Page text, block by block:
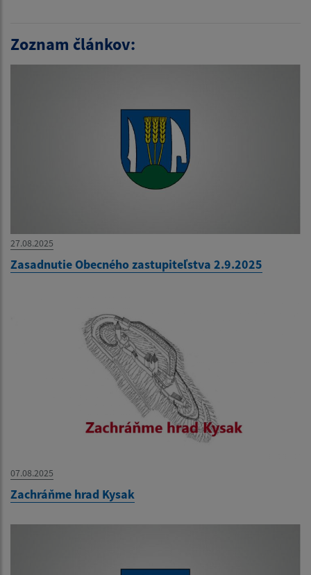
Zoznam článkov:
27.08.2025
Zasadnutie Obecného zastupiteľstva 2.9.2025
07.08.2025
Zachráňme hrad Kysak